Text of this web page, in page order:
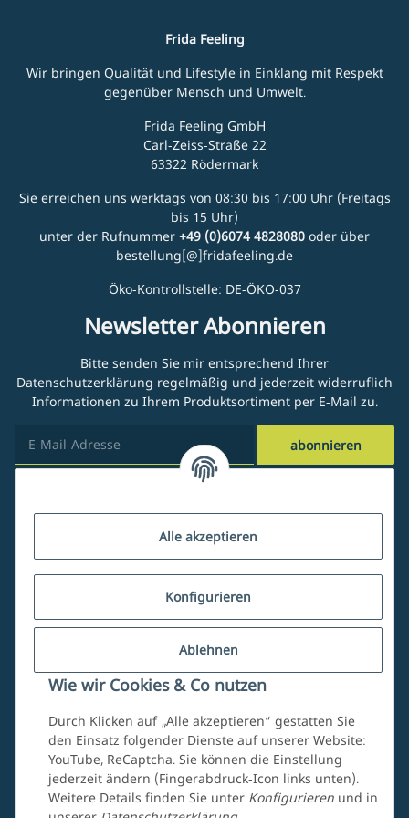
Alle akzeptieren
Konfigurieren
Ablehnen
Wie wir Cookies & Co nutzen
Durch Klicken auf „Alle akzeptieren“ gestatten Sie
den Einsatz folgender Dienste auf unserer Website:
YouTube, ReCaptcha. Sie können die Einstellung
jederzeit ändern (Fingerabdruck-Icon links unten).
Weitere Details finden Sie unter Konfigurieren und in
Frida Feeling
Wir bringen Qualität und Lifestyle in Einklang mit Respekt
gegenüber Mensch und Umwelt.
Frida Feeling GmbH
Carl-Zeiss-Straße 22
63322 Rödermark
Sie erreichen uns werktags von 08:30 bis 17:00 Uhr (Freitags
bis 15 Uhr)
unter der Rufnummer +49 (0)6074 4828080 oder über
bestellung[@]fridafeeling.de
Öko-Kontrollstelle: DE-ÖKO-037
Newsletter Abonnieren
Bitte senden Sie mir entsprechend Ihrer
Datenschutzerklärung regelmäßig und jederzeit widerruflich
Informationen zu Ihrem Produktsortiment per E-Mail zu.
abonnieren